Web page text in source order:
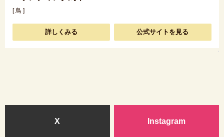
[ 鳥 ]
詳しくみる 公式サイトを見る
X Instagram